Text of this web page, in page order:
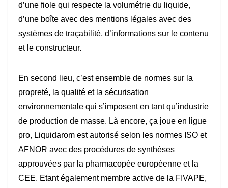
d’une fiole qui respecte la volumétrie du liquide,
d’une boîte avec des mentions légales avec des
systèmes de traçabilité, d’informations sur le contenu
et le constructeur.
En second lieu, c’est ensemble de normes sur la
propreté, la qualité et la sécurisation
environnementale qui s’imposent en tant qu’industrie
de production de masse. Là encore, ça joue en ligue
pro, Liquidarom est autorisé selon les normes ISO et
AFNOR avec des procédures de synthèses
approuvées par la pharmacopée européenne et la
CEE. Etant également membre active de la FIVAPE,